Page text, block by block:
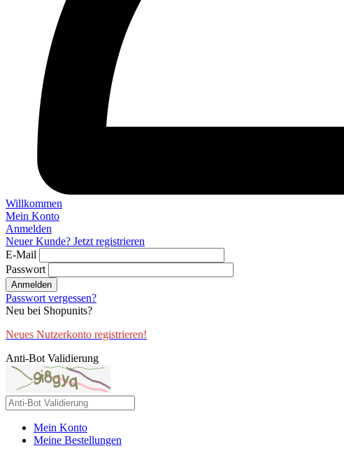
Willkommen
Mein Konto
Anmelden
Neuer Kunde? Jetzt registrieren
E-Mail
Passwort
Anmelden
Passwort vergessen?
Neu bei Shopunits?
Neues Nutzerkonto registrieren!
Anti-Bot Validierung
Mein Konto
Meine Bestellungen